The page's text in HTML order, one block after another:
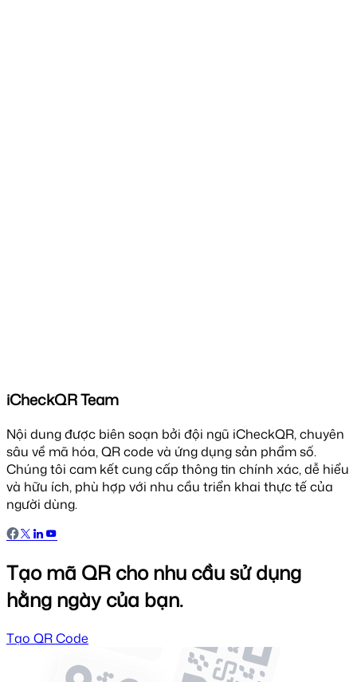
iCheckQR Team
Nội dung được biên soạn bởi đội ngũ iCheckQR, chuyên
sâu về mã hóa, QR code và ứng dụng sản phẩm số.
Chúng tôi cam kết cung cấp thông tin chính xác, dễ hiểu
và hữu ích, phù hợp với nhu cầu triển khai thực tế của
người dùng.
Tạo mã QR cho nhu cầu sử dụng
hằng ngày của bạn.
Tạo QR Code